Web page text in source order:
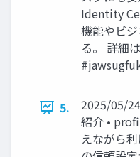
Identity
機能やビ
る。 詳細
5.
2025/05/
紹介 •
えながら